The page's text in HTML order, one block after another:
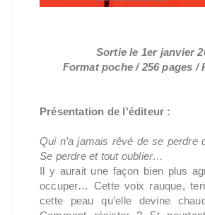
Sortie le 1er janvier
Format poche / 256 pages /
Présentation de l'éditeur :
Qui n’a jamais rêvé de se perdre
Se perdre et tout oublier…
Il y aurait une façon bien plus
occuper… Cette voix rauque,
cette peau qu’elle devine